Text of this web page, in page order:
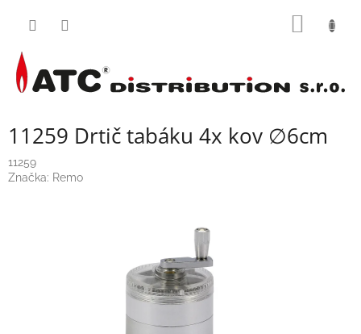
11259 Drtič tabáku 4x kov ∅6cm
11259
Značka: Remo